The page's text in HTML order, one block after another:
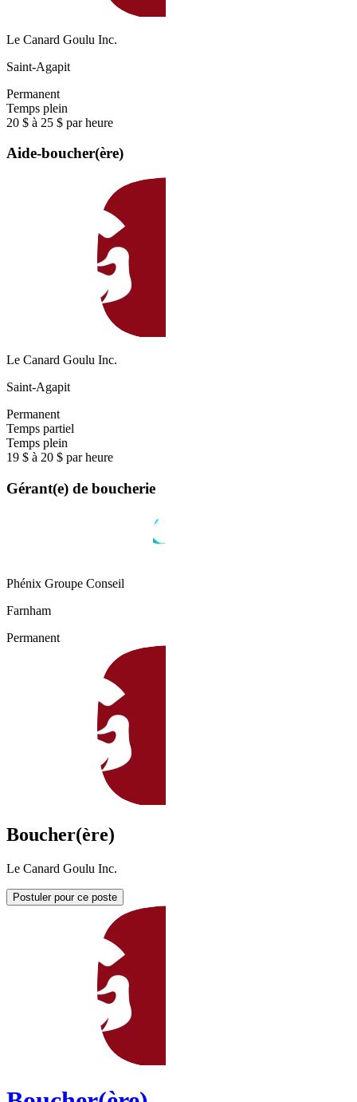
Le Canard Goulu Inc.
Saint-Agapit
Permanent
Temps plein
20 $ à 25 $ par heure
Aide-boucher(ère)
Le Canard Goulu Inc.
Saint-Agapit
Permanent
Temps partiel
Temps plein
19 $ à 20 $ par heure
Gérant(e) de boucherie
Phénix Groupe Conseil
Farnham
Permanent
Boucher(ère)
Le Canard Goulu Inc.
Postuler pour ce poste